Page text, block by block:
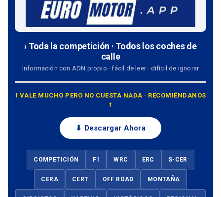
› Toda la competición · Todos los coches de
calle
Información con ADN propio · fácil de leer · difícil de ignorar
⭡ VALE MUCHO PERO NO CUESTA NADA · RECOMIÉNDANOS
⭡
⬇ Descargar Ahora
COMPETICIÓN F1 WRC ERC S-CER
CERA CERT OFF ROAD MONTAÑA